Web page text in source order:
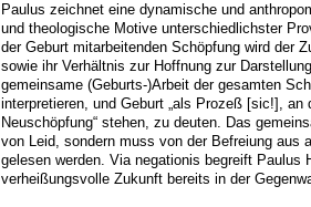
Paulus zeichnet eine dynamische und
und theologische Motive unterschiedlichster
der Geburt mitarbeitenden Schöpfung wird der
sowie ihr Verhältnis zur Hoffnung zur
gemeinsame (Geburts-)Arbeit der gesamten
interpretieren, und Geburt „als Prozeß [sic!], an
Neuschöpfung“ stehen, zu deuten. Das
von Leid, sondern muss von der Befreiung aus
gelesen werden. Via negationis begreift Paulus
verheißungsvolle Zukunft bereits in der